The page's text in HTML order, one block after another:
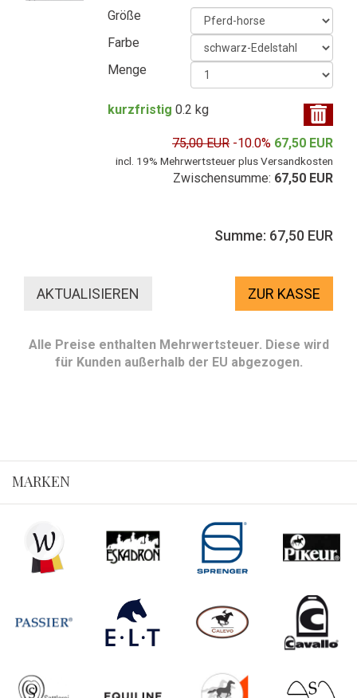
Größe
Farbe
Menge
kurzfristig 0.2 kg
75,00 EUR -10.0% 67,50 EUR
incl. 19% Mehrwertsteuer plus Versandkosten
Zwischensumme: 67,50 EUR
Summe: 67,50 EUR
ZUR KASSE
Alle Preise enthalten Mehrwertsteuer. Diese wird
für Kunden außerhalb der EU abgezogen.
MARKEN